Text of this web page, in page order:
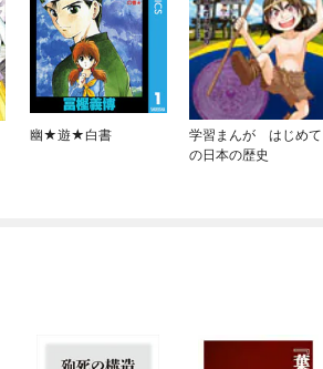
幽★遊★白書
学習まんが はじめて
の日本の歴史